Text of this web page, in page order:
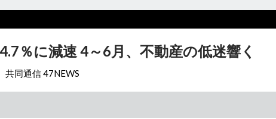
％に減速 4～6月、不動産の低迷響く
共同通信 47NEWS